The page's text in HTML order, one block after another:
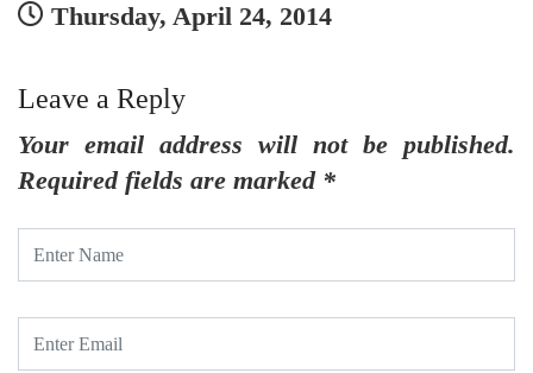
Thursday, April 24, 2014
Leave a Reply
Your email address will not be published.
Required fields are marked *